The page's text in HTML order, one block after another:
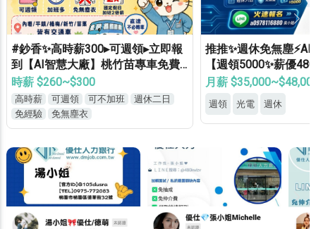
#鈔香✨高時薪300▸可週領▸立即報
到【AI智慧大廠】桃竹苗專車免費
接送▸轉正福利優▸免經驗高錄取
時薪 $260~$300
高時薪 可週領 可不加班
週休二日
免經驗
免無塵衣
推推✨週休免無塵
【週領5000✨薪優
歷✔免健檢✔免輪班✔
月薪
週領 光電 週休